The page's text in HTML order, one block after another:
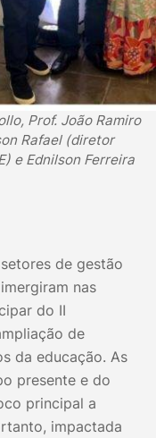
Prof. João Ramiro
Rafael (diretor
e Ednilson Ferreira
de gestão
nas
do II
de
da educação. As
presente e do
principal a
impactada